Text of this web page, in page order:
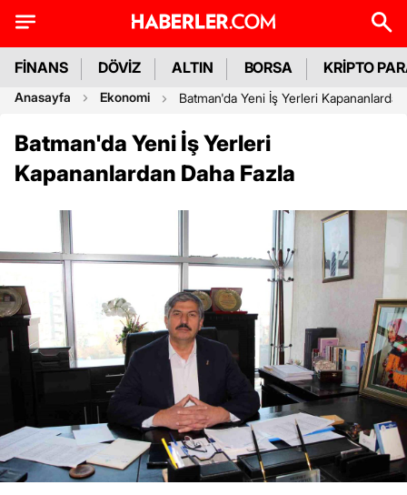
FİNANS DÖVİZ ALTIN BORSA KRİPTO
Anasayfa Ekonomi Batman'da Yeni İş Yerleri
Batman'da Yeni İş Yerleri
Kapananlardan Daha Fazla